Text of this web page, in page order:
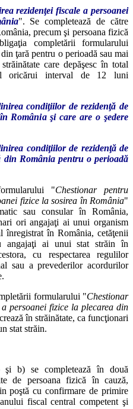
rezidenţei fiscale a persoanei
". Se completează de către
precum şi persoana fizică
completării formularului
ţară pentru o perioadă sau mai
care depăşesc în total
oricărui interval de 12 luni
condiţiilor de rezidenţă de
România şi care are o şedere
condiţiilor de rezidenţă de
din România pentru o perioadă
"Chestionar pentru
fizice la sosirea în România"
sau consular în România,
ori angajaţi ai unui organism
înregistrat în România, cetăţenii
angajaţi ai unui stat străin în
cu respectarea regulilor
sau a prevederilor acordurilor
formularului "Chestionar
persoanei fizice la plecarea din
în străinătate, ca funcţionari
stat străin.
şi b) se completează în două
de persoana fizică în cauză,
poştă cu confirmare de primire
fiscal central competent şi